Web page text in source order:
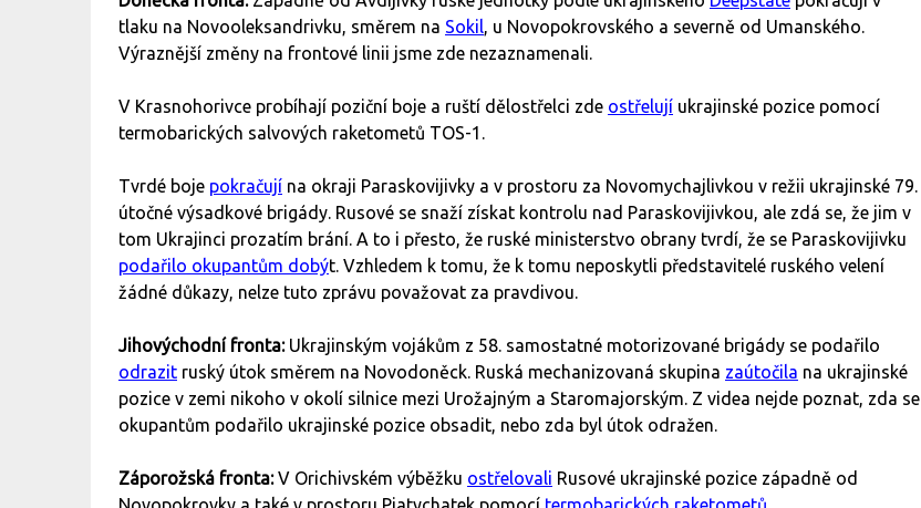
tlaku na Novooleksandrivku, směrem na Sokil, u Novopokrovského a severně od Umanského.
Výraznější změny na frontové linii jsme zde nezaznamenali.
V Krasnohorivce probíhají poziční boje a ruští dělostřelci zde ostřelují ukrajinské pozice pomocí
termobarických salvových raketometů TOS-1.
Tvrdé boje pokračují na okraji Paraskovijivky a v prostoru za Novomychajlivkou v režii ukrajinské 79.
útočné výsadkové brigády. Rusové se snaží získat kontrolu nad Paraskovijivkou, ale zdá se, že jim v
tom Ukrajinci prozatím brání. A to i přesto, že ruské ministerstvo obrany tvrdí, že se Paraskovijivku
podařilo okupantům dobýt. Vzhledem k tomu, že k tomu neposkytli představitelé ruského velení
žádné důkazy, nelze tuto zprávu považovat za pravdivou.
Jihovýchodní fronta: Ukrajinským vojákům z 58. samostatné motorizované brigády se podařilo
odrazit ruský útok směrem na Novodoněck. Ruská mechanizovaná skupina zaútočila na ukrajinské
pozice v zemi nikoho v okolí silnice mezi Urožajným a Staromajorským. Z videa nejde poznat, zda se
okupantům podařilo ukrajinské pozice obsadit, nebo zda byl útok odražen.
Záporožská fronta:V Orichivském výběžku ostřelovali Rusové ukrajinské pozice západně od